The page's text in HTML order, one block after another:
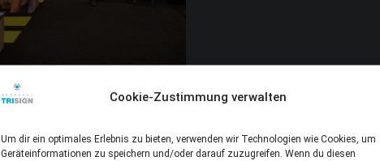
Cookie-Zustimmung verwalten
Um dir ein optimales Erlebnis zu bieten, verwenden wir Technologien wie Cookies, um
Geräteinformationen zu speichern und/oder darauf zuzugreifen. Wenn du diesen